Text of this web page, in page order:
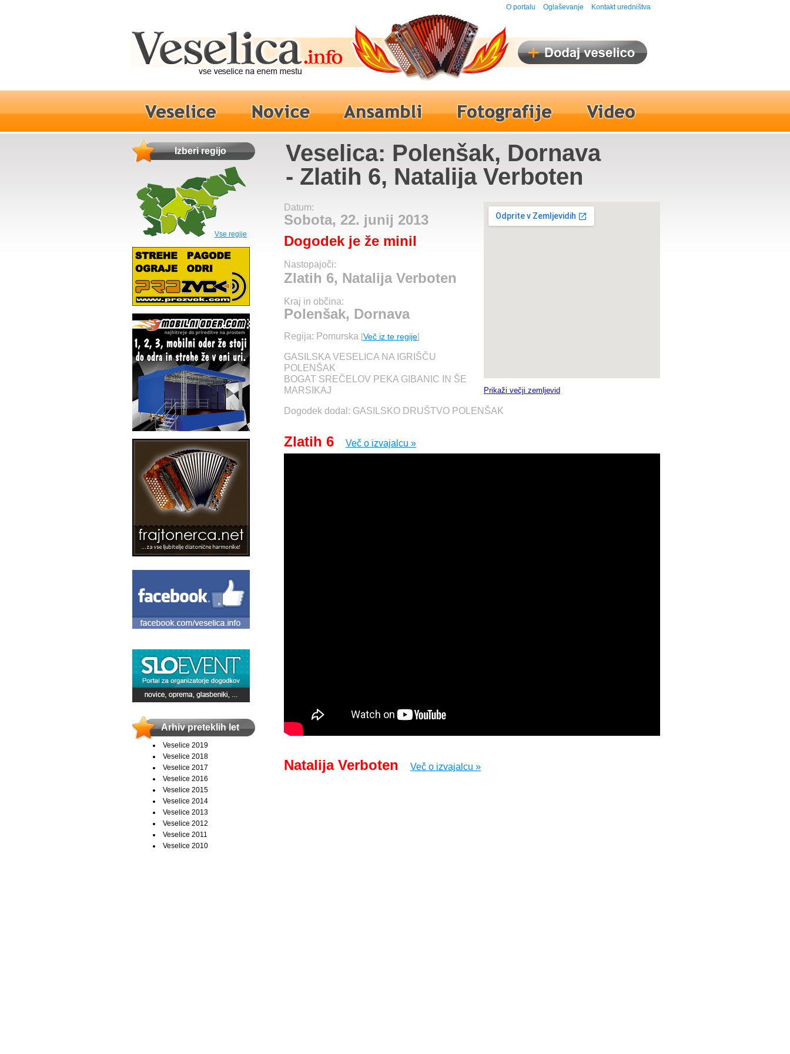
O portalu Oglaševanje Kontakt uredništva
Izberi regijo
Vse regije
Arhiv preteklih let
Veselice 2019
Veselice 2018
Veselice 2017
Veselice 2016
Veselice 2015
Veselice 2014
Veselice 2013
Veselice 2012
Veselice 2011
Veselice 2010
Veselica: Polenšak, Dornava
- Zlatih 6, Natalija Verboten
Prikaži večji zemljevid
Datum:
Sobota, 22. junij 2013
Dogodek je že minil
Nastopajoči:
Zlatih 6, Natalija Verboten
Kraj in občina:
Polenšak, Dornava
Regija: Pomurska [Več iz te regije]
GASILSKA VESELICA NA IGRIŠČU
POLENŠAK
BOGAT SREČELOV PEKA GIBANIC IN ŠE
MARSIKAJ
Dogodek dodal: GASILSKO DRUŠTVO POLENŠAK
Zlatih 6 Več o izvajalcu »
Natalija Verboten Več o izvajalcu »